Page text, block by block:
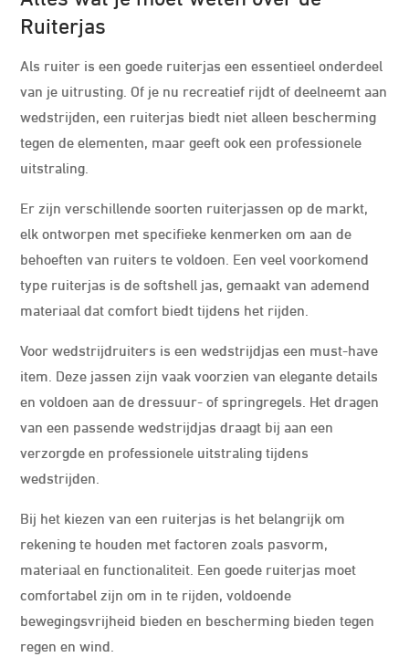
Ruiterjas
Als ruiter is een goede ruiterjas een essentieel onderdeel
van je uitrusting. Of je nu recreatief rijdt of deelneemt aan
wedstrijden, een ruiterjas biedt niet alleen bescherming
tegen de elementen, maar geeft ook een professionele
uitstraling.
Er zijn verschillende soorten ruiterjassen op de markt,
elk ontworpen met specifieke kenmerken om aan de
behoeften van ruiters te voldoen. Een veel voorkomend
type ruiterjas is de softshell jas, gemaakt van ademend
materiaal dat comfort biedt tijdens het rijden.
Voor wedstrijdruiters is een wedstrijdjas een must-have
item. Deze jassen zijn vaak voorzien van elegante details
en voldoen aan de dressuur- of springregels. Het dragen
van een passende wedstrijdjas draagt bij aan een
verzorgde en professionele uitstraling tijdens
wedstrijden.
Bij het kiezen van een ruiterjas is het belangrijk om
rekening te houden met factoren zoals pasvorm,
materiaal en functionaliteit. Een goede ruiterjas moet
comfortabel zijn om in te rijden, voldoende
bewegingsvrijheid bieden en bescherming bieden tegen
regen en wind.